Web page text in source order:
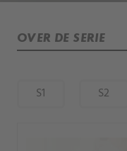
OVER DE SERIE
S1 S2